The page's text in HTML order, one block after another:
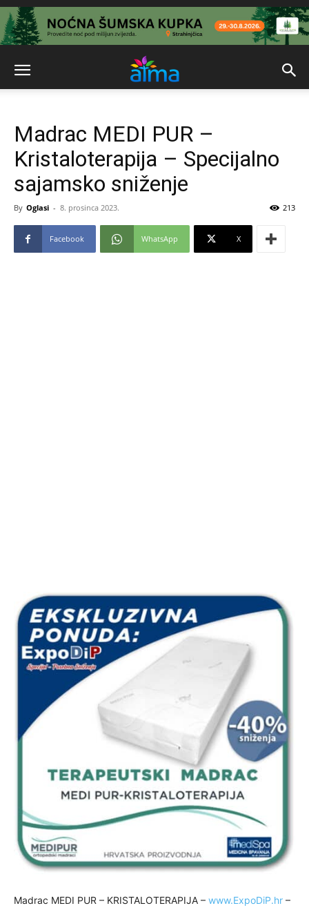
Madrac MEDI PUR –
Kristaloterapija – Specijalno
sajamsko sniženje
By Oglasi - 8. prosinca 2023. 213
Facebook WhatsApp X
Madrac MEDI PUR – KRISTALOTERAPIJA – www.ExpoDiP.hr –